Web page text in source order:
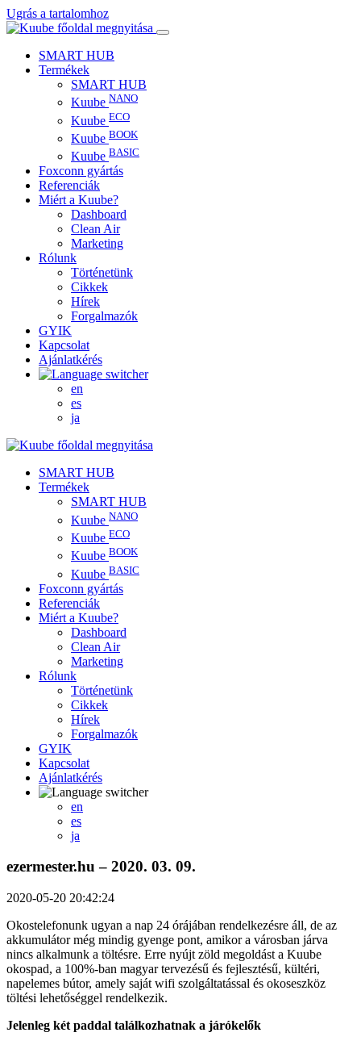
Ugrás a tartalomhoz
SMART HUB
Termékek
SMART HUB
Kuube NANO
Kuube ECO
Kuube BOOK
Kuube BASIC
Foxconn gyártás
Referenciák
Miért a Kuube?
Dashboard
Clean Air
Marketing
Rólunk
Történetünk
Cikkek
Hírek
Forgalmazók
GYIK
Kapcsolat
Ajánlatkérés
en
es
ja
SMART HUB
Termékek
SMART HUB
Kuube NANO
Kuube ECO
Kuube BOOK
Kuube BASIC
Foxconn gyártás
Referenciák
Miért a Kuube?
Dashboard
Clean Air
Marketing
Rólunk
Történetünk
Cikkek
Hírek
Forgalmazók
GYIK
Kapcsolat
Ajánlatkérés
en
es
ja
ezermester.hu – 2020. 03. 09.
2020-05-20 20:42:24
Okostelefonunk ugyan a nap 24 órájában rendelkezésre áll, de az
akkumulátor még mindig gyenge pont, amikor a városban járva
nincs alkalmunk a töltésre. Erre nyújt zöld megoldást a Kuube
okospad, a 100%-ban magyar tervezésű és fejlesztésű, kültéri,
napelemes bútor, amely saját wifi szolgáltatással és okoseszköz
töltési lehetőséggel rendelkezik.
Jelenleg két paddal találkozhatnak a járókelők